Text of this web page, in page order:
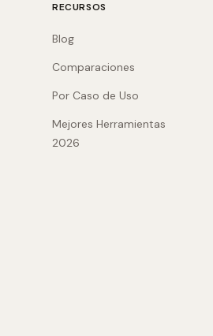
RECURSOS
Blog
Comparaciones
Por Caso de Uso
Mejores Herramientas
2026